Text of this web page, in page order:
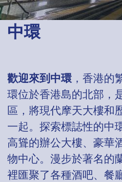
中環
歡迎來到中環，香港的
環位於香港島的北部，
區，將現代摩天大樓和
一起。探索標誌性的中
高聳的辦公大樓、豪華
物中心。漫步於著名的
裡匯聚了各種酒吧、餐